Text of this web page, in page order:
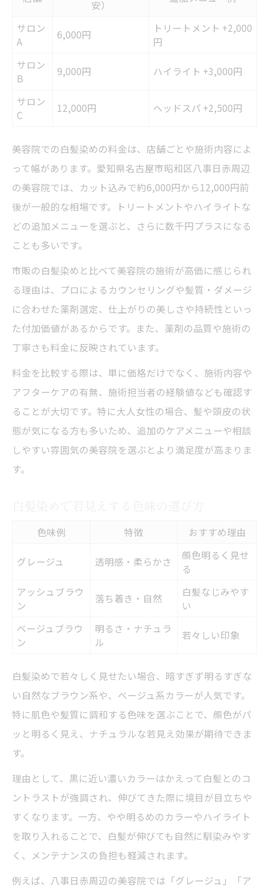
美容院選びで失敗しないポイント集
白髪染めが得意な美容院で叶う上品な仕上がり
美容院で叶えるツヤ感アップの工夫
大人女性が求める上品カラーのコツ
短時間で叶う美容院白髪染めの魅力
美容院で提案される継続ケア方法
白髪染め周期と来店頻度の目安表
忙しい人向け美容院施術の選び方
自宅ケアと美容院の使い分け術
悩みやすい白髪を美容院で無理なくカバー
白髪の目立ちにくい美容院カラーテク
美容院でできる部分染めと全体染め比較
大人女性が抱える白髪悩みの解消法
美容院活用で白髪のストレス軽減
自然なカバー力を持つ白髪染め事例
品のある髪色を保つための美容院活用法
美容院で相談できる髪色悩みの解決策
安）
サロン
A
6,000円
トリートメント +2,000
円
サロン
B
9,000円 ハイライト +3,000円
サロン
C
12,000円 ヘッドスパ +2,500円
美容院での白髪染めの料金は、店舗ごとや施術内容によ
って幅があります。愛知県名古屋市昭和区八事日赤周辺
の美容院では、カット込みで約6,000円から12,000円前
後が一般的な相場です。トリートメントやハイライトな
どの追加メニューを選ぶと、さらに数千円プラスになる
ことも多いです。
市販の白髪染めと比べて美容院の施術が高価に感じられ
る理由は、プロによるカウンセリングや髪質・ダメージ
に合わせた薬剤選定、仕上がりの美しさや持続性といっ
た付加価値があるからです。また、薬剤の品質や施術の
丁寧さも料金に反映されています。
料金を比較する際は、単に価格だけでなく、施術内容や
アフターケアの有無、施術担当者の経験値なども確認す
ることが大切です。特に大人女性の場合、髪や頭皮の状
態が気になる方も多いため、追加のケアメニューや相談
しやすい雰囲気の美容院を選ぶとより満足度が高まりま
す。
色味例 特徴 おすすめ理由
グレージュ 透明感・柔らかさ
顔色明るく見せ
る
アッシュブラウ
ン
落ち着き・自然
白髪なじみやす
い
ベージュブラウ
ン
明るさ・ナチュラ
ル
若々しい印象
白髪染めで若々しく見せたい場合、暗すぎず明るすぎな
い自然なブラウン系や、ベージュ系カラーが人気です。
特に肌色や髪質に調和する色味を選ぶことで、顔色がパ
ッと明るく見え、ナチュラルな若見え効果が期待できま
す。
理由として、黒に近い濃いカラーはかえって白髪とのコ
ントラストが強調され、伸びてきた際に境目が目立ちや
すくなります。一方、やや明るめのカラーやハイライト
を取り入れることで、白髪が伸びても自然に馴染みやす
く、メンテナンスの負担も軽減されます。
例えば、八事日赤周辺の美容院では「グレージュ」「ア